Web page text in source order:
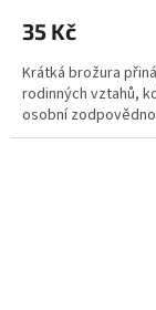
35 Kč
Krátká brožura
rodinných vztahů,
osobní